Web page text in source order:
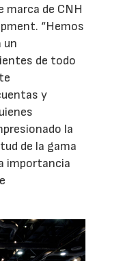
marca de CNH
“Hemos
un
de todo
y
la
de la gama
importancia